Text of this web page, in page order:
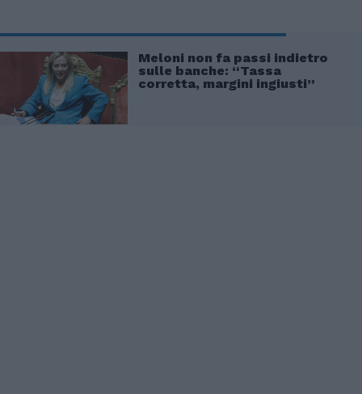
Meloni non fa passi indietro
sulle banche: “Tassa
corretta, margini ingiusti”